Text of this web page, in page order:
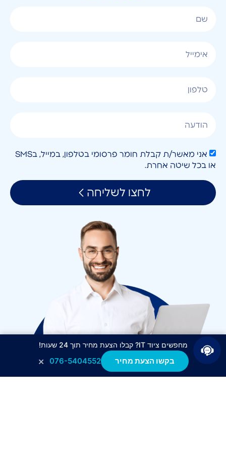
אני מאשר/ת קבלת חומר פרסומי בטלפון, במייל, בSMS
או בכל שיטה אחרת.
לחצו לשליחה
מחפשים ציוד IT? קבלו הצעת מחיר תוך 24 שעות!
בקשו הצעת מחיר 076-5404552
×